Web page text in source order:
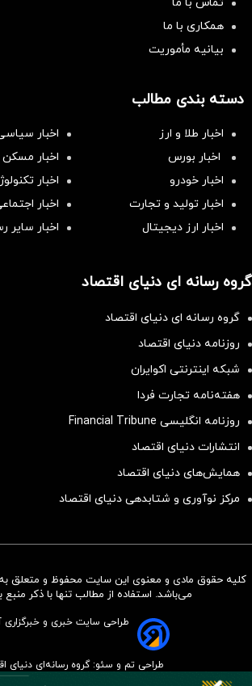
همکاری با ما
بیانیه مأموریت
دسته بندی مطالب
اخبار طلا و ارز
اخبار
اخبار بورس
اخبار مسکن
اخبار خودرو
اخبار
اخبار تولید و تجارت
اخبار
اخبار ارز دیجیتال
اخبار سایر
گروه رسانه ای دنیای اقتصاد
گروه رسانه ای دنیای اقتصاد
روزنامه دنیای اقتصاد
شبکه اینترنتی اکوایران
هفته‌نامه تجارت فردا
روزنامه انگلیسی Financial Tribune
انتشارات دنیای اقتصاد
همایش‌های دنیای اقتصاد
مرکز نوآوری و شتابدهی دنیای اقتصاد
کلیه حقوق مادی و معنوی این سایت محفوظ و متعلق به
می‌باشد. استفاده از مطالب تنها با ذکر منبع
طراحی سایت خبری و خبرگزاری
طراحی تم و سئو: گروه رسانه‌ای دنیای